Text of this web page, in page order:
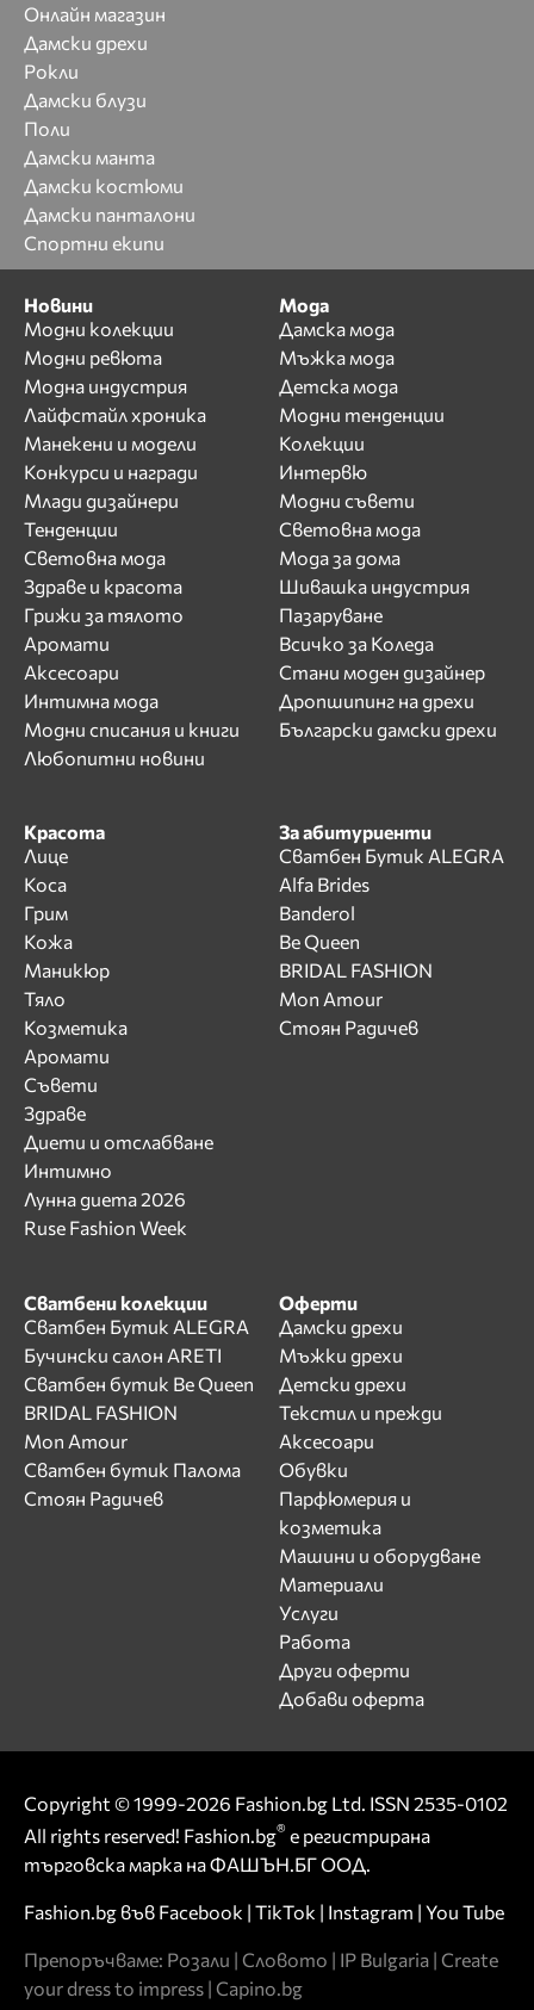
Онлайн магазин
Дамски дрехи
Рокли
Дамски блузи
Поли
Дамски манта
Дамски костюми
Дамски панталони
Спортни екипи
Новини
Модни колекции
Модни ревюта
Модна индустрия
Лайфстайл хроника
Манекени и модели
Конкурси и награди
Млади дизайнери
Тенденции
Световна мода
Здраве и красота
Грижи за тялото
Аромати
Аксесоари
Интимна мода
Модни списания и книги
Любопитни новини
Мода
Дамска мода
Мъжка мода
Детска мода
Модни тенденции
Колекции
Интервю
Модни съвети
Световна мода
Мода за дома
Шивашка индустрия
Пазаруване
Всичко за Коледа
Стани моден дизайнер
Дропшипинг на дрехи
Български дамски дрехи
Красота
Лице
Коса
Грим
Кожа
Маникюр
Тяло
Козметика
Аромати
Съвети
Здраве
Диети и отслабване
Интимно
Лунна диета 2026
Ruse Fashion Week
За абитуриенти
Сватбен Бутик ALEGRA
Alfa Brides
Banderol
Be Queen
BRIDAL FASHION
Mon Amour
Стоян Радичев
Сватбени колекции
Сватбен Бутик ALEGRA
Бучински салон ARETI
Сватбен бутик Be Queen
BRIDAL FASHION
Mon Amour
Сватбен бутик Палома
Стоян Радичев
Оферти
Дамски дрехи
Мъжки дрехи
Детски дрехи
Текстил и прежди
Аксесоари
Обувки
Парфюмерия и
козметика
Машини и оборудване
Материали
Услуги
Работа
Други оферти
Добави оферта
Copyright © 1999-2026 Fashion.bg Ltd. ISSN 2535-0102
All rights reserved! Fashion.bg® е регистрирана
търговска марка на ФАШЪН.БГ ООД.
Fashion.bg във Facebook | TikTok | Instagram | You Tube
Препоръчваме: Розали | Словото | IP Bulgaria | Create
your dress to impress | Capino.bg